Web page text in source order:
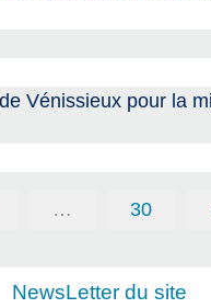
Vénissieux pour la
… 30
NewsLetter du site